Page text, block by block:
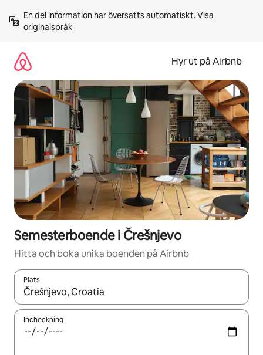
innehåll
En del information har översatts automatiskt. Visa
originalspråk
Hyr ut på Airbnb
Semesterboende i Črešnjevo
Hitta och boka unika boenden på Airbnb
Plats
När resultaten är tillgängliga kan du navigera med upp- och
Incheckning